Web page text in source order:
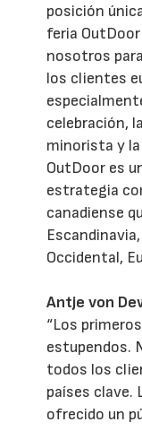
posición
feria
nosotros
los clientes
celebración,
minorista y
OutDoor es
estrategia
canadiense
Occidental,
Antje von
“Los
estupendos.
todos los
países clave.
ofrecido un